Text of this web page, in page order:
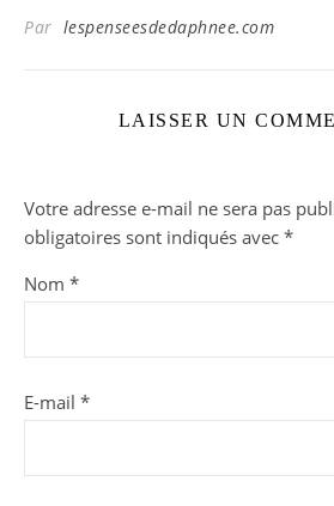
Par lespenseesdedaphnee.com
LAISSER UN
Votre adresse e-mail ne sera pas
obligatoires sont indiqués avec *
Nom *
E-mail *